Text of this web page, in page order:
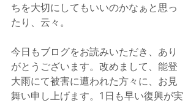
ちを大切にしてもいいのかなぁと思っ
たり、云々。
今日もブログをお読みいただき、あり
がとうございます。改めまして、能登
大雨にて被害に遭われた方々に、お見
舞い申し上げます。1日も早い復興が実